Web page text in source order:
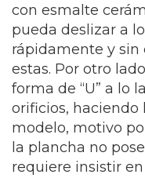
con esmalte
pueda deslizar a
rápidamente y sin
estas. Por otro
forma de “U” a lo
orificios, haciendo
modelo, motivo
la plancha no
requiere insistir